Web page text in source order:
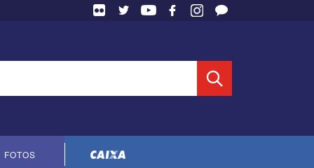
FOTOS Cópia do contrato CNTS-CEF-2023